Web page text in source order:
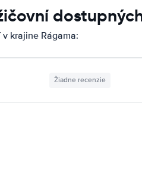
krajine Rágama:
Žiadne recenzie